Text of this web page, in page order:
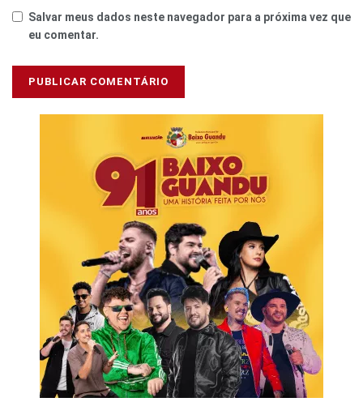
Salvar meus dados neste navegador para a próxima vez que
eu comentar.